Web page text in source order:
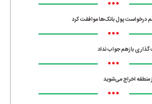
•••
درخواست پول بانک‌ها موافقت کرد
•••
بازهم جواب نداد
•••
منطقه اخراج می‌شوید
•••